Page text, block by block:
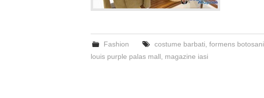
Fashion costume barbati formens botosani
louis purple palas mall
magazine iasi